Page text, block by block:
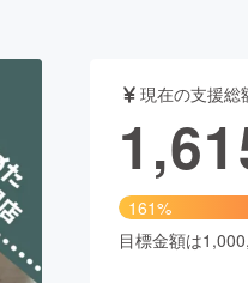
舞台・パフォーマンス
フード・飲食店
アニメ・漫画
現在の支援総
161%
目標金額は